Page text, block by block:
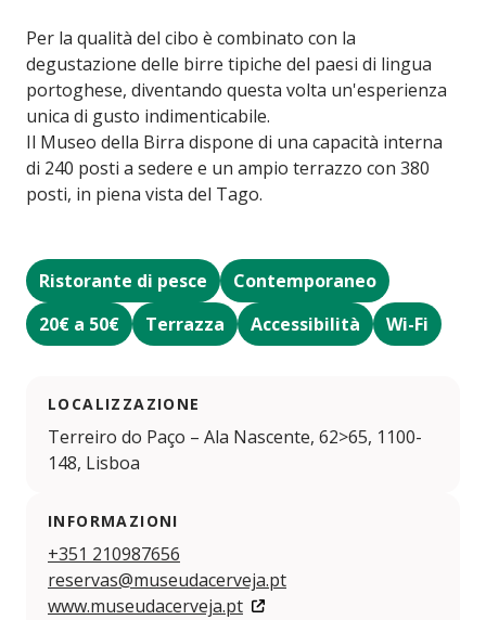
Per la qualità del cibo è combinato con la
degustazione delle birre tipiche del paesi di lingua
portoghese, diventando questa volta un'esperienza
unica di gusto indimenticabile.
Il Museo della Birra dispone di una capacità interna
di 240 posti a sedere e un ampio terrazzo con 380
posti, in piena vista del Tago.
Ristorante di pesce
Contemporaneo
20€ a 50€
Terrazza Accessibilità Wi-Fi
LOCALIZZAZIONE
Terreiro do Paço – Ala Nascente, 62>65, 1100-
148, Lisboa
INFORMAZIONI
+351 210987656
reservas@museudacerveja.pt
www.museudacerveja.pt